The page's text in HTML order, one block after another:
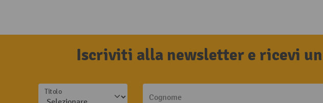
Iscriviti alla newsletter e ricevi
Titolo
Cognome